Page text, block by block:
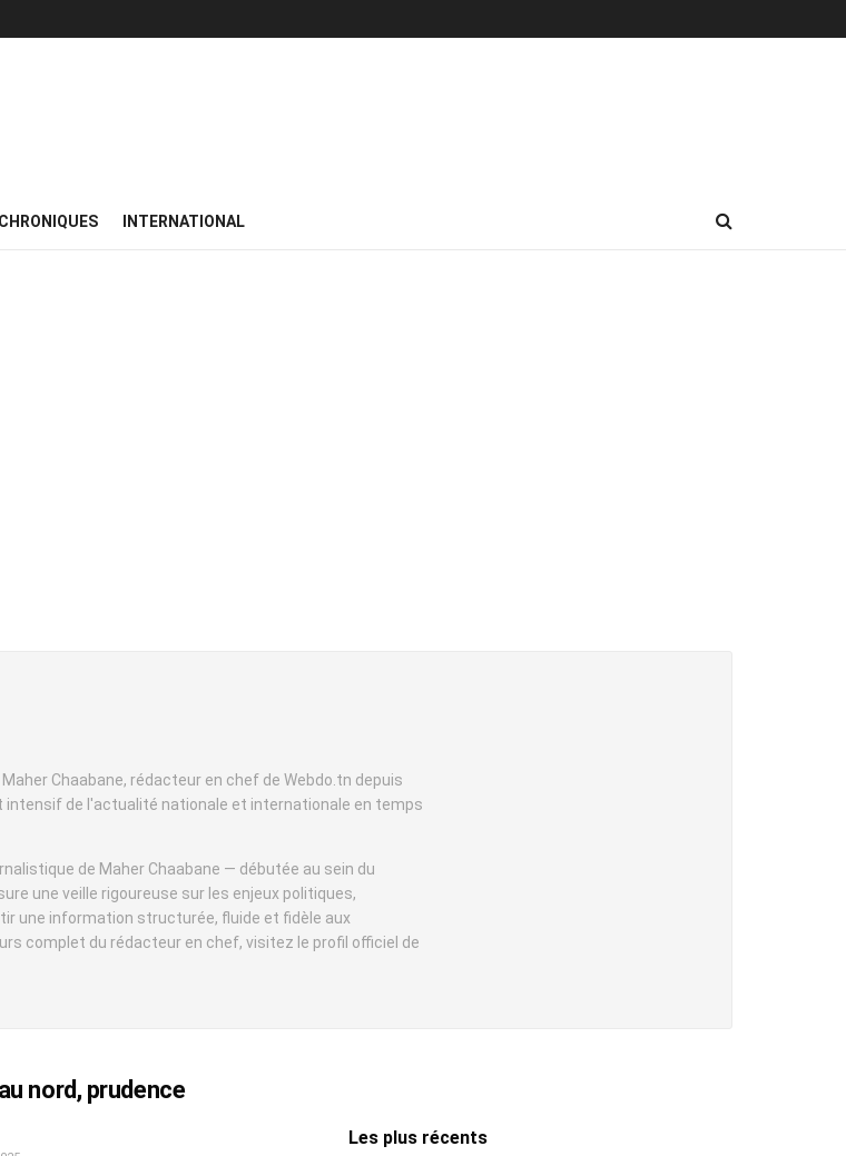
CHRONIQUES INTERNATIONAL
Chaabane, rédacteur en chef de Webdo.tn depuis
de l'actualité nationale et internationale en temps
de Maher Chaabane — débutée au sein du
une veille rigoureuse sur les enjeux politiques,
une information structurée, fluide et fidèle aux
complet du rédacteur en chef, visitez le profil officiel de
nord, prudence
Les plus récents